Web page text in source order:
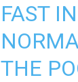
FAST
THE